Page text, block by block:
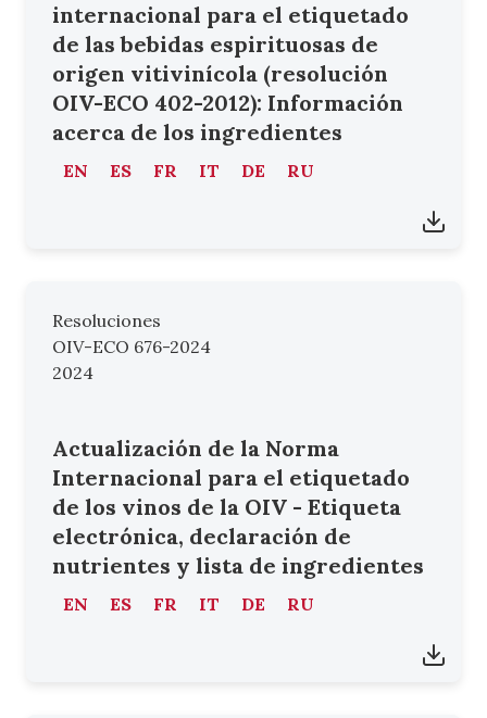
internacional para el etiquetado
de las bebidas espirituosas de
origen vitivinícola (resolución
OIV-ECO 402-2012): Información
acerca de los ingredientes
EN ES FR IT DE RU
Resoluciones
OIV-ECO 676-2024
2024
Actualización de la Norma
Internacional para el etiquetado
de los vinos de la OIV - Etiqueta
electrónica, declaración de
nutrientes y lista de ingredientes
EN ES FR IT DE RU